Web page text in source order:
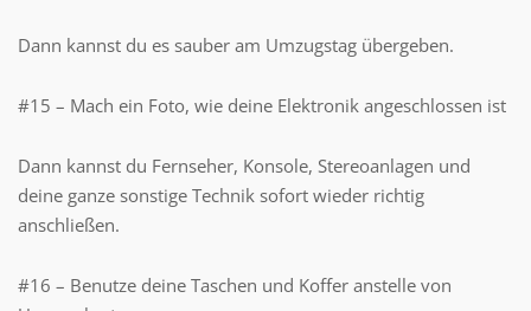
Dann kannst du es sauber am Umzugstag übergeben.
#15 – Mach ein Foto, wie deine Elektronik angeschlossen ist
Dann kannst du Fernseher, Konsole, Stereoanlagen und
deine ganze sonstige Technik sofort wieder richtig
anschließen.
#16 – Benutze deine Taschen und Koffer anstelle von